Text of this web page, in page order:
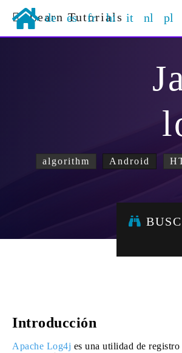
Learn Tutorials
de es fr hi it nl pl
algorithm Android
Introducción
Apache Log4j es una utilidad de registro